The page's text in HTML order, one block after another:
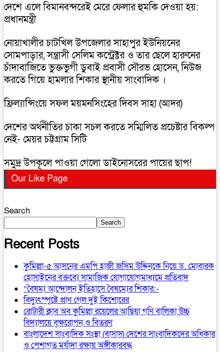
দেশে এলে বিমানবন্দরেই মেরে ফেলার হুমকি দেওয়া হয়:
প্রধানমন্ত্রী
নোয়াখালীর চাটখিল উপজেলার সাহাপুর ইউনিয়নের
সোমপাড়ার, সন্ত্রাসী সেলিম কন্ট্রেক্টর ও তার ছেলে হারুনের
চাঁদাবাজিতে ভুক্তভুগী ডুবাই প্রবাসী সৌরভ হোসেন, নিউজ
করতে গিয়ে হামলার শিকার স্থানীয় সাংবাদিক ।
ফ্রিল্যান্সিংয়ে সফল ময়মনসিংহের দিবস সাহা (আদর)
দেশের অর্থনীতির চাকা সচল করতে সম্মিলিত প্রচেষ্টার বিকল্প
নেই- মেয়র চট্টগ্রাম সিটি
সমুদ্র উপকূলে পাওয়া গেলো ডাইনোসরের পায়ের ছাপ!
Our Like Page
Search
Search
Recent Posts
কুমিল্লা-৫ আসনের এমপি হাজী জসিম উদ্দিনকে নিয়ে ড. মোবারক
হোসাইনের বক্তব্যে সামাজিক যোগাযোগমাধ্যমে প্রতিবাদ
“বৈষম্য আন্দোলন ইতিহাসে বৈষম্যের শিকার:-
বিদ্যুৎস্পৃষ্টে প্রাণ গেল দুই কিশোরের
রোটারী ক্লাব অব কুমিল্লা রয়েলের আছিয়া গণি বালিকা উচ্চ
বিদ্যালয়ে বৃক্ষরোপন ও বিতরণ
বাংলাদেশ সাংবাদিক সংস্থা (বাসাস) দেশের সাংবাদিকদের অধিকার
ও পেশাগত মর্যাদা রক্ষায় অঙ্গীকারবদ্ধ